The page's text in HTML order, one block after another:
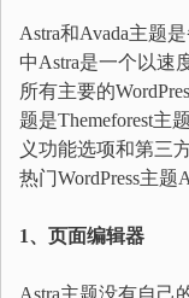
Astra和Avada主题
中Astra是一个以速
所有主要的
题是Themeforest主
义功能选项和第三
热门WordPress主题
1、页面编辑器
Astra主题没有自己